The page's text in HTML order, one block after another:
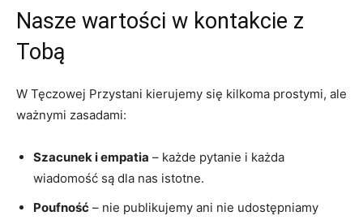
Nasze wartości w kontakcie z
Tobą
W Tęczowej Przystani kierujemy się kilkoma prostymi, ale
ważnymi zasadami:
Szacunek i empatia – każde pytanie i każda
wiadomość są dla nas istotne.
Poufność – nie publikujemy ani nie udostępniamy